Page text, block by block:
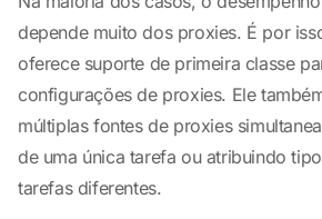
depende muito dos proxies. É por
oferece suporte de primeira classe
configurações de proxies. Ele
múltiplas fontes de proxies
de uma única tarefa ou atribuindo
tarefas diferentes.